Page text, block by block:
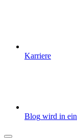
Karriere
Blog wird in